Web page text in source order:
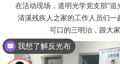
在活动现场，道明光学党支部“
清溪残疾人之家的工作人员们
可口的三明治，跟大
我想了解以下反光膜